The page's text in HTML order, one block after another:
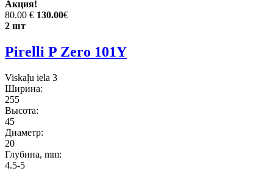
Акция!
80.00 € 130.00€
2 шт
Pirelli P Zero 101Y
Viskaļu iela 3
Ширина:
255
Высота:
45
Диаметр:
20
Глубина, mm:
4.5-5